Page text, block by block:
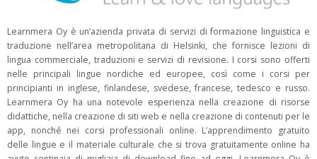
Learnmera Oy è un’azienda privata di servizi di formazione linguistica e
traduzione nell’area metropolitana di Helsinki, che fornisce lezioni di
lingua commerciale, traduzioni e servizi di revisione. I corsi sono offerti
nelle principali lingue nordiche ed europee, così come i corsi per
principianti in inglese, finlandese, svedese, francese, tedesco e russo.
Learnmera Oy ha una notevole esperienza nella creazione di risorse
didattiche, nella creazione di siti web e nella creazione di contenuti per le
app, nonché nei corsi professionali online. L’apprendimento gratuito
delle lingue e il materiale culturale che si trova gratuitamente online ha